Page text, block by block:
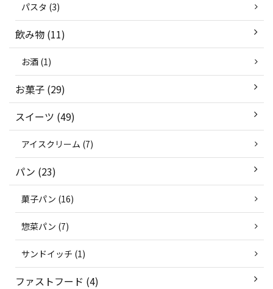
パスタ (3)
飲み物 (11)
お酒 (1)
お菓子 (29)
スイーツ (49)
アイスクリーム (7)
パン (23)
菓子パン (16)
惣菜パン (7)
サンドイッチ (1)
ファストフード (4)